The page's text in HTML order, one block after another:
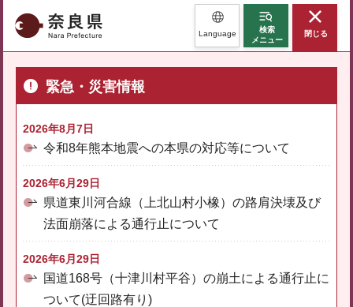
奈良県 Language
検索
メニュー
閉じる
緊急・災害情報
2026年8月7日
令和8年熊本地震への本県の対応等について
2026年6月29日
県道東川河合線（上北山村小橡）の路肩決壊及び
法面崩落による通行止について
2026年6月29日
国道168号（十津川村平谷）の崩土による通行止に
ついて(迂回路有り)